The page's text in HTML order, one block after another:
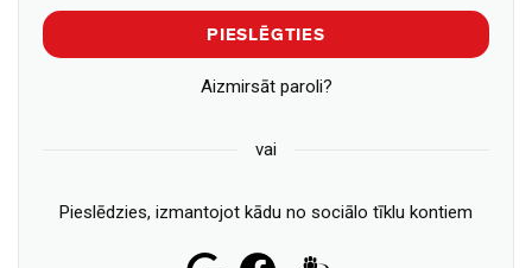
PIESLĒGTIES
Aizmirsāt paroli?
vai
Pieslēdzies, izmantojot kādu no sociālo tīklu kontiem